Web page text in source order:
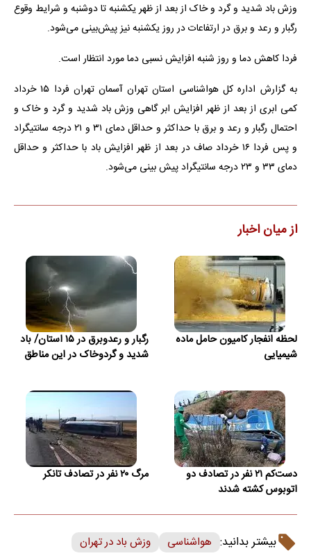
وزش باد شدید و گرد و خاک از بعد از ظهر یکشنبه تا دوشنبه و شرایط وقوع
رگبار و رعد و برق در ارتفاعات در روز یکشنبه نیز پیش‌بینی می‌شود.
فردا کاهش دما و روز شنبه افزایش نسبی دما مورد انتظار است.
به گزارش اداره کل هواشناسی استان تهران آسمان تهران فردا ۱۵ خرداد
کمی ابری از بعد از ظهر افزایش ابر گاهی وزش باد شدید و گرد و خاک و
احتمال رگبار و رعد و برق با حداکثر و حداقل دمای ۳۱ و ۲۱ درجه سانتیگراد
و پس فردا ۱۶ خرداد صاف در بعد از ظهر افزایش باد با حداکثر و حداقل
دمای ۳۳ و ۲۳ درجه سانتیگراد پیش بینی می‌شود.
از میان اخبار
لحظه انفجار کامیون حامل ماده
شیمیایی
رگبار و رعدوبرق در ۱۵ استان/ باد
شدید و گردوخاک در این مناطق
دست‌کم ۲۱ نفر در تصادف دو
اتوبوس کشته شدند
مرگ ۲۰ نفر در تصادف تانکر
بیشتر بدانید: هواشناسی وزش باد در تهران